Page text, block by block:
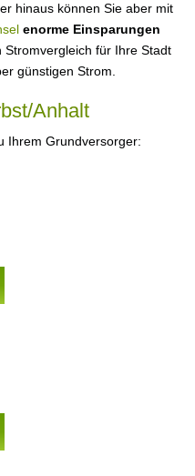
hinaus können Sie aber mit
enorme Einsparungen
für Ihre Stadt
günstigen Strom.
Anhalt
Ihrem Grundversorger: